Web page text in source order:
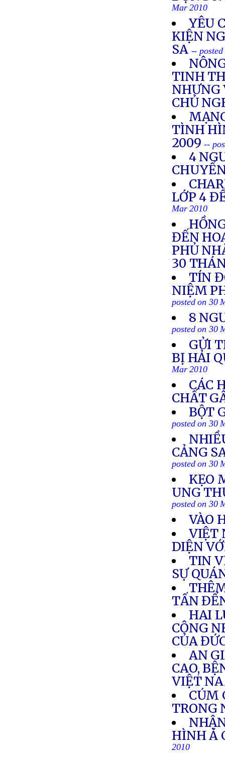
Mar 2010
YÊU
KIỆN
SA --
TINH
NHƯNG
CHỦ
TÌNH
2009 --
4
LỚP 4
Mar 2010
ĐẾN
PHỦ
30
TÍN
NIỆM
posted on 30
8
posted on 30
GỬI
BỊ HẢI
Mar 2010
CÁC
CHẤT
BỘT
posted on 30
CẢNG
posted on 30
KẸO
UNG
posted on 30
VÀO
VIỆT
DIỆN
TIN
SỰ
TẤN
HAI
CÔNG
CỦA
AN
CAO,
VIỆT
CÚM
TRONG
HÌNH Á
2010